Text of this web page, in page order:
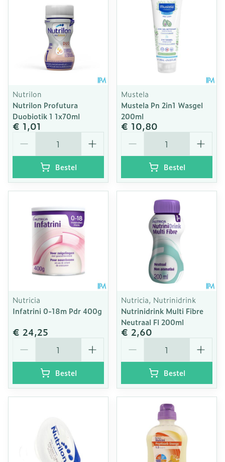
Nutrilon
Nutrilon Profutura
Duobiotik 1 1x70ml
€ 1,01
Bestel
Mustela
Mustela Pn 2in1 Wasgel
200ml
€ 10,80
Bestel
Nutricia
Infatrini 0-18m Pdr 400g
€ 24,25
Bestel
Nutricia, Nutrinidrink
Nutrinidrink Multi Fibre
Neutraal Fl 200ml
€ 2,60
Bestel